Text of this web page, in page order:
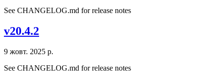
See CHANGELOG.md for release notes
v20.4.2
9 жовт. 2025 р.
See CHANGELOG.md for release notes